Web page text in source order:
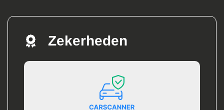
Zekerheden